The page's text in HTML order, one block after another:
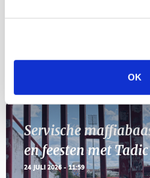
OK
Servische
en feesten met Tadic
24 JULI 2026 - 11:59